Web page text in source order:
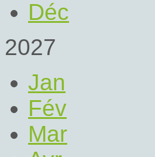
Déc
2027
Jan
Fév
Mar